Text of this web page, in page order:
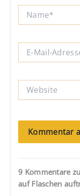
Mail-
Website
9 Kommentare
auf Flaschen